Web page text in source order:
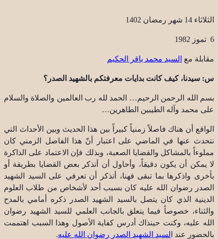
الثلاثاء 14 شهر رمضان 1402
6 تموز 1982
مقابلة مع السيد محمد باقر الحكيم
س: سيدنا، كيف كانت بدايات معرفتكم بالشهيد الصدر؟
بسم الله الرحمن الرحيم… الحمد لله رب العالمين والصلاة والسلام
على محمد وآله الطيبين الطاهرين…
الواقع أن هناك فاصلاً زمنياً كبيراً بين هذا الحديث وبين الأحداث التي
نتحدث عنها في الماضي على اعتبار أنّ هذا الفاصل الزمني كان
مملوءاً بالمشاكل والقضايا الصعبة، وبذلك فإن الاعتماد على الذاكرة
لا يمكن أن يكون دقيقاً، وأحاول أن أتذكر بعض القضايا بطريقة أو
بأخرى واذكرها بما تبقى فهنا، أتذكر أن تعرفي على السيد الشهيد
الصدر رضوان الله عليه كان بسبب أحد لأشخاص من طلاب العلوم
الدينية الذي كان يتصل بالسيد الشهيد الصدر ذكره أمامي بالمدح
والثناء، خصوصاً فيما يتعلق بالجانب العلمي للسيد الشهيد رضوان
الله عليه، وكنت حينذاك أدرس كفاية الأصول وهذا السبب اهتممت
بالحضور عند ا لسيد الشهيد الصدر رضوان الله عليه.